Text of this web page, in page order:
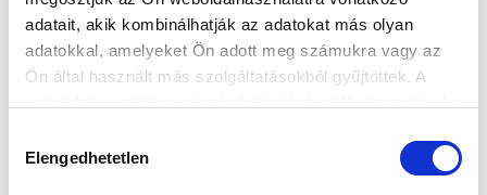
adatait, akik kombinálhatják az adatokat más olyan
adatokkal, amelyeket Ön adott meg számukra vagy az
Ön által használt más szolgáltatásokból gyűjtöttek. A
kiválasztása
Elengedhetetlen